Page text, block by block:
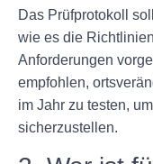
Das Prüfprotokoll
wie es die
Anforderungen
empfohlen,
im Jahr zu testen,
sicherzustellen.